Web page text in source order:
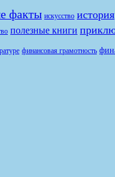
факты искусство история
полезные книги
финансовая грамотность